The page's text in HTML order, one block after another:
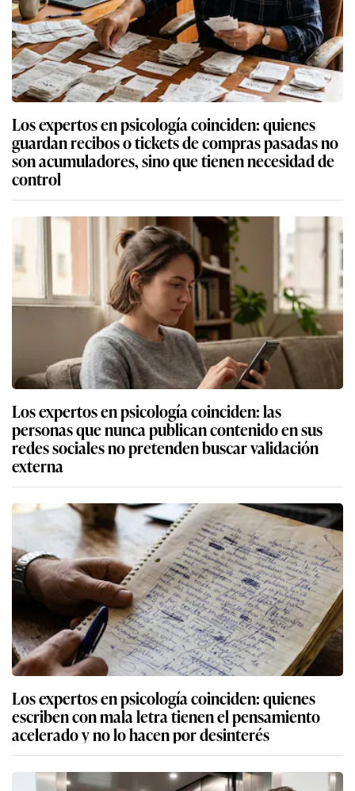
Los expertos en psicología coinciden: quienes
guardan recibos o tickets de compras pasadas no
son acumuladores, sino que tienen necesidad de
control
Los expertos en psicología coinciden: las
personas que nunca publican contenido en sus
redes sociales no pretenden buscar validación
externa
Los expertos en psicología coinciden: quienes
escriben con mala letra tienen el pensamiento
acelerado y no lo hacen por desinterés